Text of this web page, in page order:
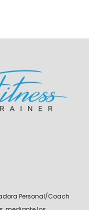
Personal/Coach